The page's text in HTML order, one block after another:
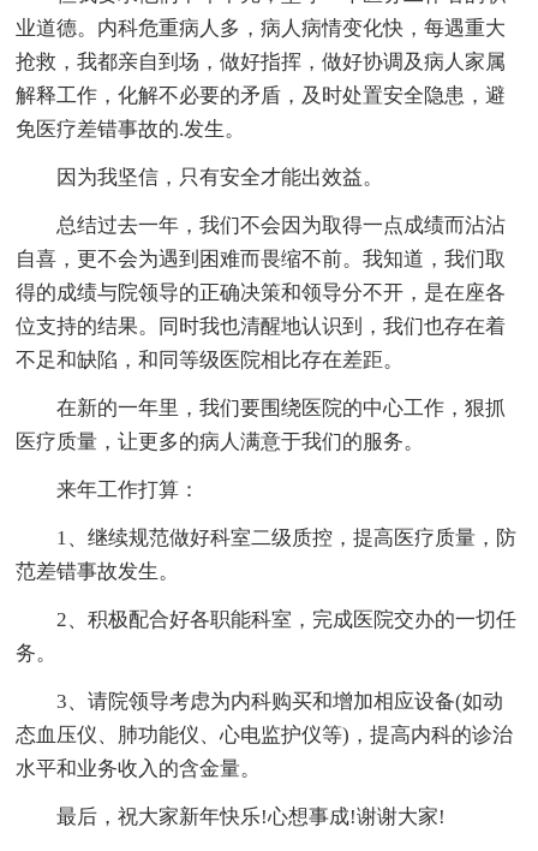
业道德。内科危重病人多，病人病情变化快，每遇重大
抢救，我都亲自到场，做好指挥，做好协调及病人家属
解释工作，化解不必要的矛盾，及时处置安全隐患，避
免医疗差错事故的.发生。
因为我坚信，只有安全才能出效益。
总结过去一年，我们不会因为取得一点成绩而沾沾
自喜，更不会为遇到困难而畏缩不前。我知道，我们取
得的成绩与院领导的正确决策和领导分不开，是在座各
位支持的结果。同时我也清醒地认识到，我们也存在着
不足和缺陷，和同等级医院相比存在差距。
在新的一年里，我们要围绕医院的中心工作，狠抓
医疗质量，让更多的病人满意于我们的服务。
来年工作打算：
1、继续规范做好科室二级质控，提高医疗质量，防
范差错事故发生。
2、积极配合好各职能科室，完成医院交办的一切任
务。
3、请院领导考虑为内科购买和增加相应设备(如动
态血压仪、肺功能仪、心电监护仪等)，提高内科的诊治
水平和业务收入的含金量。
最后，祝大家新年快乐!心想事成!谢谢大家!